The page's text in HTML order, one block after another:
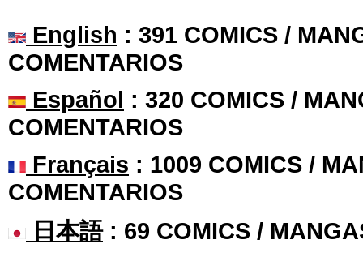
English : 391 COMICS /
COMENTARIOS
Español : 320 COMICS /
COMENTARIOS
Français : 1009 COMICS /
COMENTARIOS
日本語: 69 COMICS /